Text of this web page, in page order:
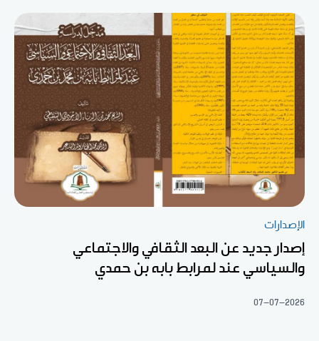
الإصدارات
إصدار جديد عن البعد الثقافي والاجتماعي
والسياسي عند لمرابط بابه بن حمدي
07-07-2026